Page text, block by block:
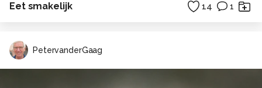
Eet smakelijk 14 1
PetervanderGaag